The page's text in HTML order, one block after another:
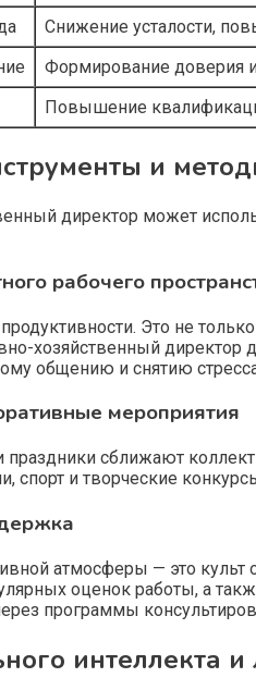
Снижение усталости,
Формирование доверия
Повышение
и
директор может
рабочего
Это не
хозяйственный директор
общению и снятию
мероприятия
сближают
спорт и творческие
атмосферы — это культ
оценок работы, а
программы
интеллекта и